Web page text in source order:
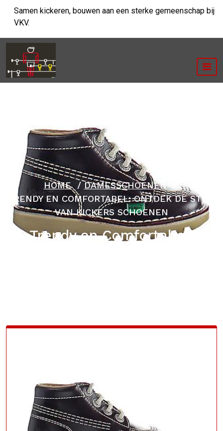
naar
inhoud
Samen kickeren, bouwen aan een sterke gemeenschap bij
VKV.
HOME/DAMESSCHOENEN/
TRENDY EN COMFORTABEL: ONTDEK DE STIJL
VAN KICKERS SCHOENEN
Trendy en Comfortabel: